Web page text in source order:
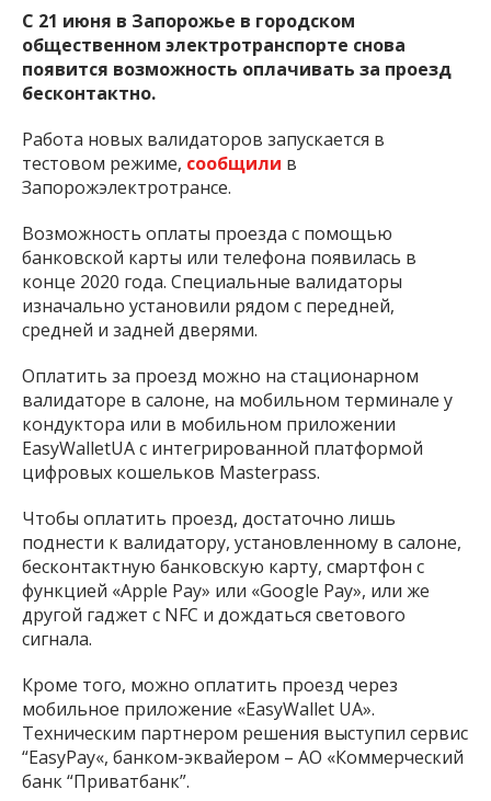
С 21 июня в Запорожье в городском
общественном электротранспорте снова
появится возможность оплачивать за проезд
бесконтактно.
Работа новых валидаторов запускается в
тестовом режиме, сообщили в
Запорожэлектротрансе.
Возможность оплаты проезда с помощью
банковской карты или телефона появилась в
конце 2020 года. Специальные валидаторы
изначально установили рядом с передней,
средней и задней дверями.
Оплатить за проезд можно на стационарном
валидаторе в салоне, на мобильном терминале у
кондуктора или в мобильном приложении
EasyWalletUA с интегрированной платформой
цифровых кошельков Masterpass.
Чтобы оплатить проезд, достаточно лишь
поднести к валидатору, установленному в салоне,
бесконтактную банковскую карту, смартфон с
функцией «Apple Pay» или «Google Pay», или же
другой гаджет с NFC и дождаться светового
сигнала.
Кроме того, можно оплатить проезд через
мобильное приложение «EasyWallet UA».
Техническим партнером решения выступил сервис
“EasyPay«, банком-эквайером – АО «Коммерческий
банк “Приватбанк”.